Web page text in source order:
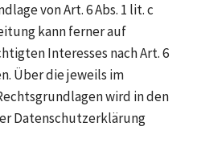
von Art. 6 Abs. 1 lit. c
kann ferner auf
Interesses nach Art. 6
Über die jeweils im
wird in den
Datenschutzerklärung